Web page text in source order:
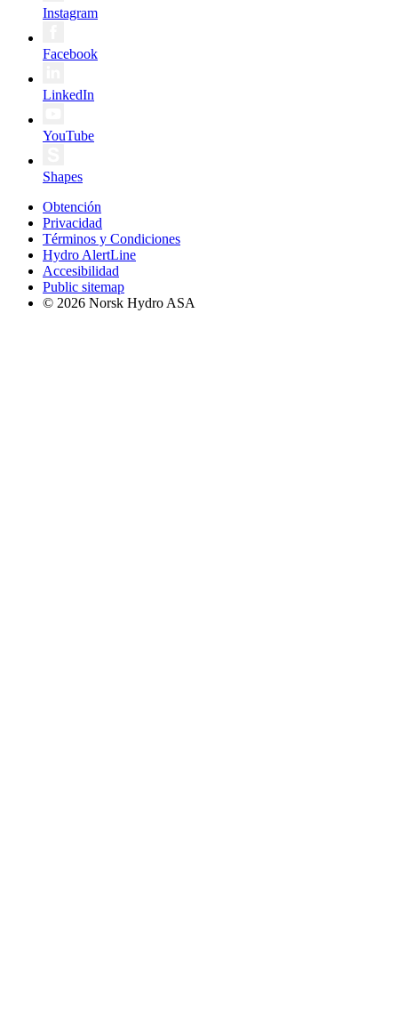
Instagram
Facebook
LinkedIn
YouTube
Shapes
Obtención
Privacidad
Términos y Condiciones
Hydro AlertLine
Accesibilidad
Public sitemap
© 2026 Norsk Hydro ASA